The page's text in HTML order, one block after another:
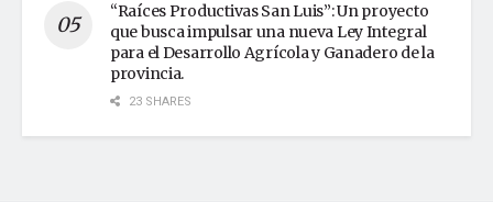
“Raíces Productivas San Luis”: Un proyecto
que busca impulsar una nueva Ley Integral
para el Desarrollo Agrícola y Ganadero de la
provincia.
23 SHARES